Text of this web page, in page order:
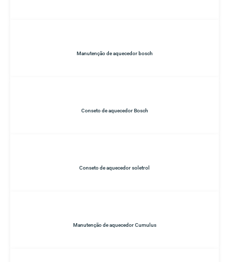
Manutenção de aquecedor bosch
Conseto de aquecedor Bosch
Conseto de aquecedor soletrol
Manutenção de aquecedor Cumulus